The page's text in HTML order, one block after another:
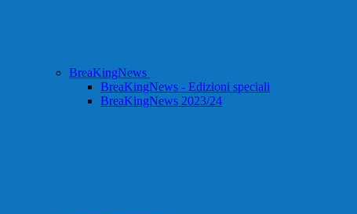
BreaKingNews
BreaKingNews - Edizioni speciali
BreaKingNews 2023/24